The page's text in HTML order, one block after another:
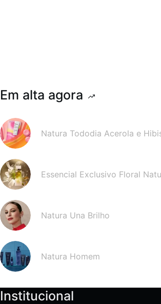
Em alta agora
Natura Tododia Acerola e
Essencial Exclusivo Floral
Natura Una Brilho
Natura Homem
Institucional